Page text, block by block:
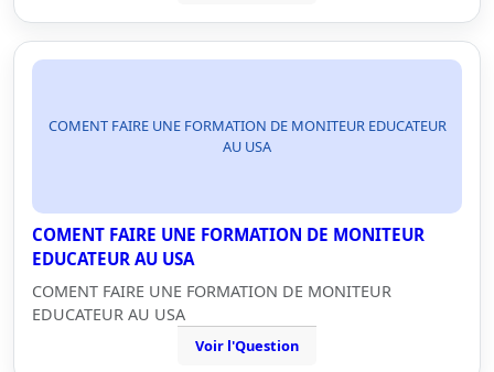
COMENT FAIRE UNE FORMATION DE MONITEUR EDUCATEUR
AU USA
COMENT FAIRE UNE FORMATION DE MONITEUR
EDUCATEUR AU USA
COMENT FAIRE UNE FORMATION DE MONITEUR
EDUCATEUR AU USA
Voir l'Question